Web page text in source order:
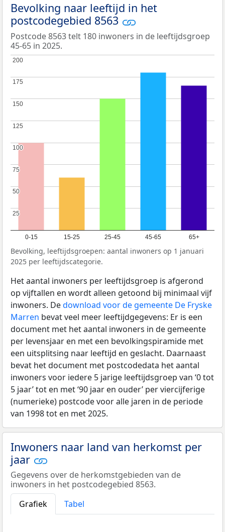
Bevolking naar leeftijd in het
postcodegebied 8563
Postcode 8563 telt 180 inwoners in de leeftijdsgroep
45-65 in 2025.
0-15 15-25 25-45 45-65 65+
25
25
50
50
75
75
100
100
125
125
150
150
175
175
200
200
Bevolking, leeftijdsgroepen: aantal inwoners op 1 januari
2025 per leeftijdscategorie.
Het aantal inwoners per leeftijdsgroep is afgerond
op vijftallen en wordt alleen getoond bij minimaal vijf
inwoners. Dedownload voor de gemeente De Fryske
Marren bevat veel meer leeftijdgegevens: Er is een
document met het aantal inwoners in de gemeente
per levensjaar en met een bevolkingspiramide met
een uitsplitsing naar leeftijd en geslacht. Daarnaast
bevat het document met postcodedata het aantal
inwoners voor iedere 5 jarige leeftijdsgroep van ‘0 tot
5 jaar’ tot en met ‘90 jaar en ouder’ per viercijferige
(numerieke) postcode voor alle jaren in de periode
van 1998 tot en met 2025.
Inwoners naar land van herkomst per
jaar
Gegevens over de herkomstgebieden van de
inwoners in het postcodegebied 8563.
Grafiek
Tabel